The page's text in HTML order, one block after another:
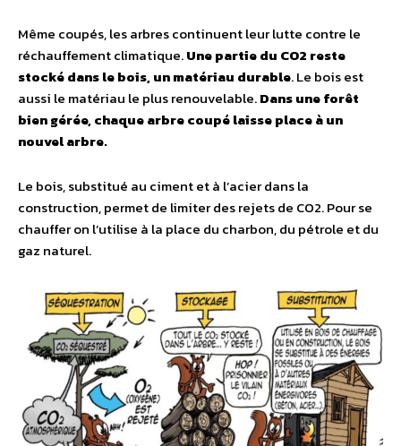
Même coupés, les arbres continuent leur lutte contre le
réchauffement climatique.Une partie du CO2 reste
stocké dans le bois, un matériau durable. Le bois est
aussi le matériau le plus renouvelable.Dans une forêt
bien gérée, chaque arbre coupé laisse place à un
nouvel arbre.
Le bois, substitué au ciment et à l’acier dans la
construction, permet de limiter des rejets de CO2. Pour se
chauffer on l’utilise à la place du charbon, du pétrole et du
gaz naturel.